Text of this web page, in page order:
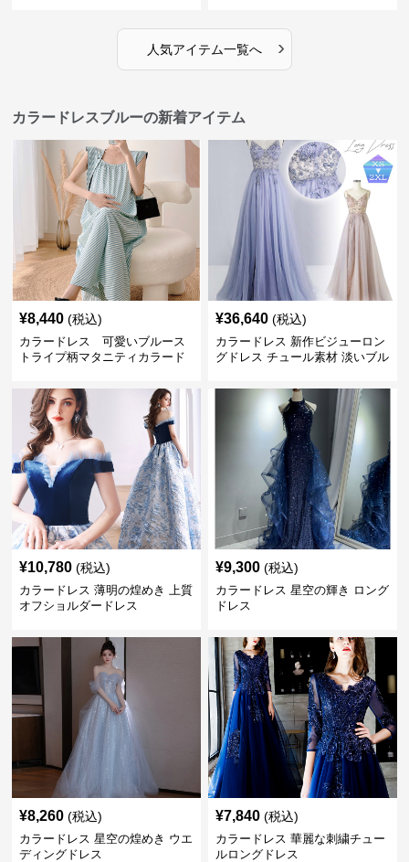
人気アイテム一覧へ ›
カラードレスブルーの新着アイテム
¥8,440 (税込)
カラードレス 可愛いブルース
トライプ柄マタニティカラード
¥36,640 (税込)
カラードレス 新作ビジューロン
グドレス チュール素材 淡いブル
¥10,780 (税込)
カラードレス 薄明の煌めき 上質
オフショルダードレス
¥9,300 (税込)
カラードレス 星空の輝き ロング
ドレス
¥8,260 (税込)
カラードレス 星空の煌めき ウエ
ディングドレス
¥7,840 (税込)
カラードレス 華麗な刺繍チュー
ルロングドレス